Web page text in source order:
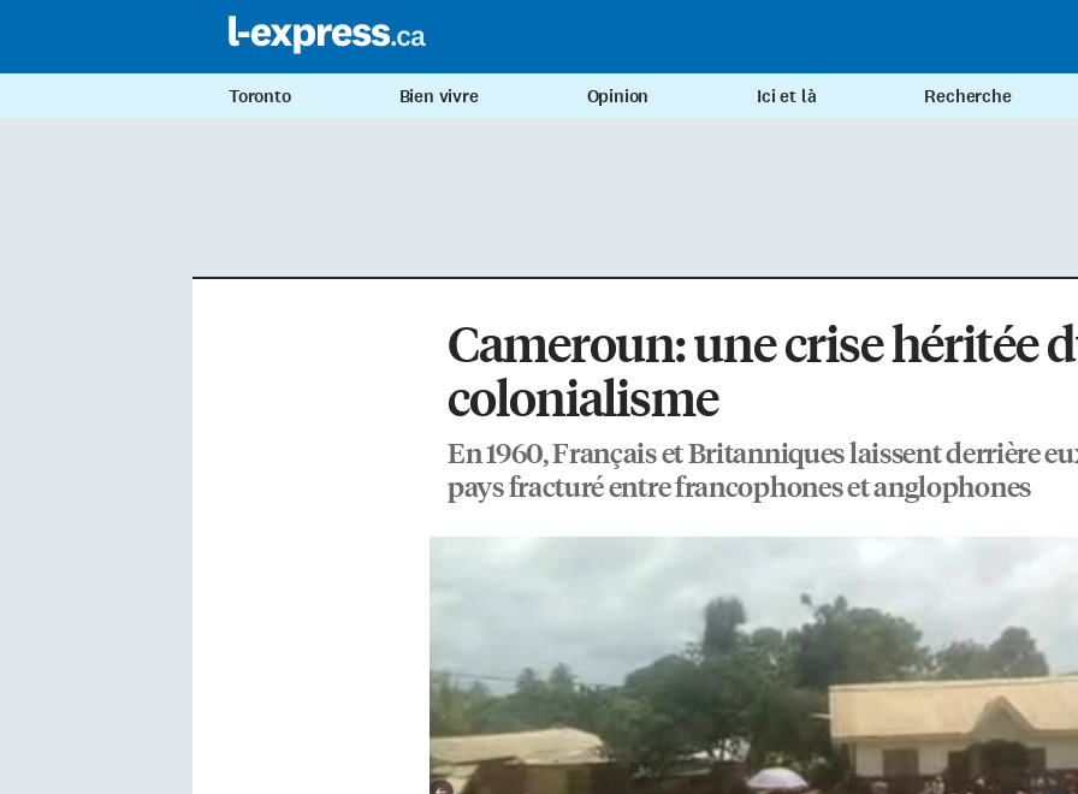
Toronto Bien vivre Opinion Ici et là Recherche
Cameroun: une crise héritée
colonialisme
En 1960, Français et Britanniques laissent derrière
pays fracturé entre francophones et anglophones